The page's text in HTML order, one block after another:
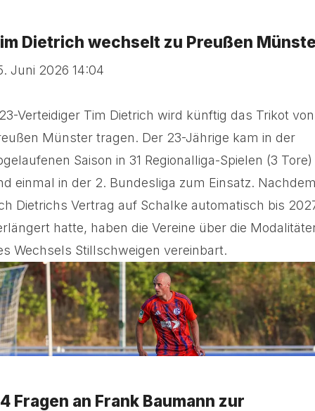
Dietrich wechselt zu Preußen
Juni 2026 14:04
Verteidiger Tim Dietrich wird künftig das Trikot von
Münster tragen. Der 23-Jährige kam in der
Saison in 31 Regionalliga-Spielen (3 Tore)
einmal in der 2. Bundesliga zum Einsatz.
Dietrichs Vertrag auf Schalke automatisch bis
hatte, haben die Vereine über die
Wechsels Stillschweigen vereinbart.
Fragen an Frank Baumann zur